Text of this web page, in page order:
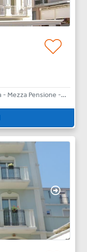
Pensione Completa - Mezza Pensione - Bed & Breakfast